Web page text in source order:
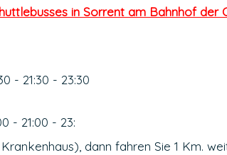
in Sorrent am Bahnhof der
- 21:30 - 23:30
- 21:00 - 23:
dann fahren Sie 1 Km.